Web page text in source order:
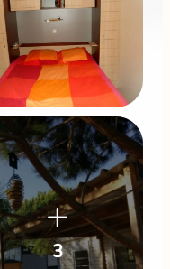
+
3